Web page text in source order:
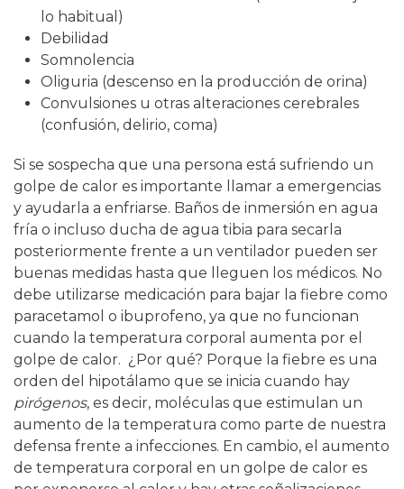
lo habitual)
Debilidad
Somnolencia
Oliguria (descenso en la producción de orina)
Convulsiones u otras alteraciones cerebrales
(confusión, delirio, coma)
Si se sospecha que una persona está sufriendo un
golpe de calor es importante llamar a emergencias
y ayudarla a enfriarse. Baños de inmersión en agua
fría o incluso ducha de agua tibia para secarla
posteriormente frente a un ventilador pueden ser
buenas medidas hasta que lleguen los médicos. No
debe utilizarse medicación para bajar la fiebre como
paracetamol o ibuprofeno, ya que no funcionan
cuando la temperatura corporal aumenta por el
golpe de calor. ¿Por qué? Porque la fiebre es una
orden del hipotálamo que se inicia cuando hay
pirógenos, es decir, moléculas que estimulan un
aumento de la temperatura como parte de nuestra
defensa frente a infecciones. En cambio, el aumento
de temperatura corporal en un golpe de calor es